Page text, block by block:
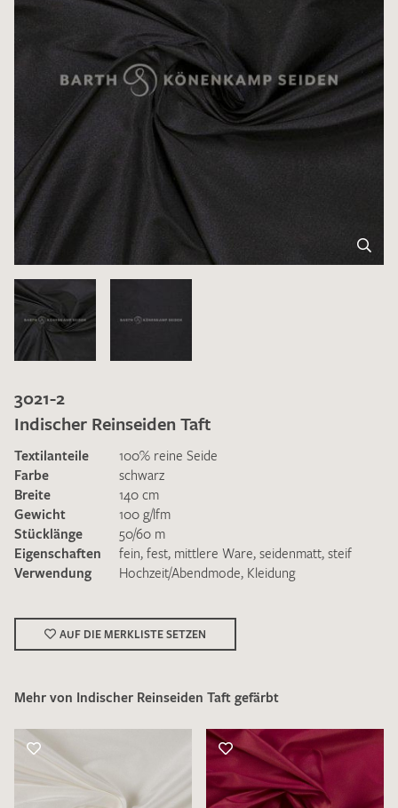
Ich bin damit einverstanden, dass meine angegebenen Daten
zur Beantwortung meiner Musteranfrage genutzt werden.
DieDatenschutzbestimmungenhabe ich zur Kenntnis
genommen und akzeptiere diese.
3021-2
Indischer Reinseiden Taft
Textilanteile
100% reine Seide
Farbe
schwarz
Breite
140 cm
Gewicht
100 g/lfm
Stücklänge
50/60 m
Eigenschaften
fein, fest, mittlere Ware, seidenmatt, steif
Verwendung
Hochzeit/Abendmode, Kleidung
AUF DIE MERKLISTE SETZEN
Mehr von Indischer Reinseiden Taft gefärbt